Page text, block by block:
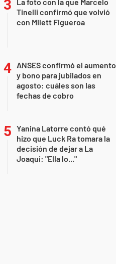
Tinelli confirmó que volvió
con Milett Figueroa
ANSES confirmó el aumento
y bono para jubilados en
agosto: cuáles son las
fechas de cobro
Yanina Latorre contó qué
hizo que Luck Ra tomara la
decisión de dejar a La
Joaqui: "Ella lo..."